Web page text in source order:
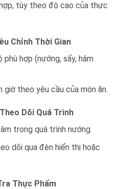
tùy theo độ cao của thực
Chỉnh Thời Gian
hợp (nướng, sấy, hâm
theo yêu cầu của món ăn.
Dõi Quá Trình
trong quá trình nướng.
dõi qua đèn hiển thị hoặc
Thực Phẩm